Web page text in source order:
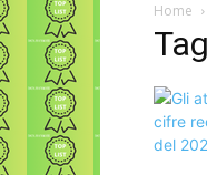
Home